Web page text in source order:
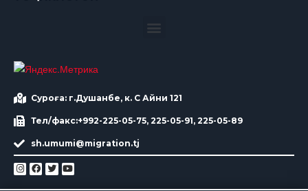
Суроға: г.Душанбе, к. С Айни 121
Тел/факс:+992-225-05-75, 225-05-91, 225-05-89
sh.umumi@migration.tj